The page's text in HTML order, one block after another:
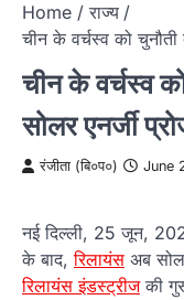
Home
राज्य
चीन के वर्चस्व को चुनौती
चीन के वर्चस्व
सोलर एनर्जी
रंजीता (बि०प०) June
नई दिल्ली, 25 जून,
के बाद,रिलायंस अब
रिलायंस इंडस्ट्रीजकी